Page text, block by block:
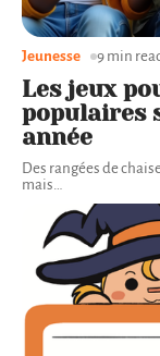
Les jeux
populaires
année
Des rangées de
mais…
Jeunesse 9 min